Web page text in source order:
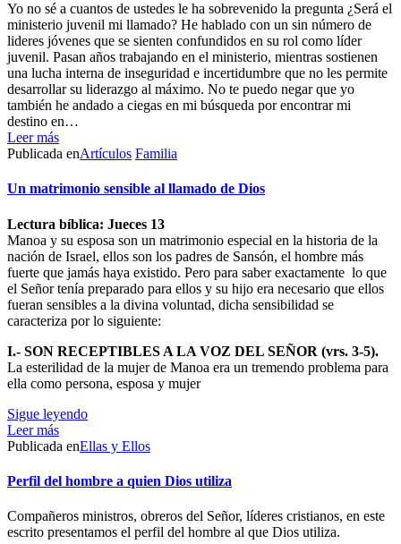
Yo no sé a cuantos de ustedes le ha sobrevenido la pregunta ¿Será el
ministerio juvenil mi llamado? He hablado con un sin número de
lideres jóvenes que se sienten confundidos en su rol como líder
juvenil. Pasan años trabajando en el ministerio, mientras sostienen
una lucha interna de inseguridad e incertidumbre que no les permite
desarrollar su liderazgo al máximo. No te puedo negar que yo
también he andado a ciegas en mi búsqueda por encontrar mi
destino en…
Leer más
Publicada enArtículos Familia
Un matrimonio sensible al llamado de Dios
Lectura bíblica: Jueces 13
Manoa y su esposa son un matrimonio especial en la historia de la
nación de Israel, ellos son los padres de Sansón, el hombre más
fuerte que jamás haya existido. Pero para saber exactamente lo que
el Señor tenía preparado para ellos y su hijo era necesario que ellos
fueran sensibles a la divina voluntad, dicha sensibilidad se
caracteriza por lo siguiente:
I.- SON RECEPTIBLES A LA VOZ DEL SEÑOR (vrs. 3-5).
La esterilidad de la mujer de Manoa era un tremendo problema para
ella como persona, esposa y mujer
Sigue leyendo
Leer más
Publicada enEllas y Ellos
Perfil del hombre a quien Dios utiliza
Compañeros ministros, obreros del Señor, líderes cristianos, en este
escrito presentamos el perfil del hombre al que Dios utiliza.